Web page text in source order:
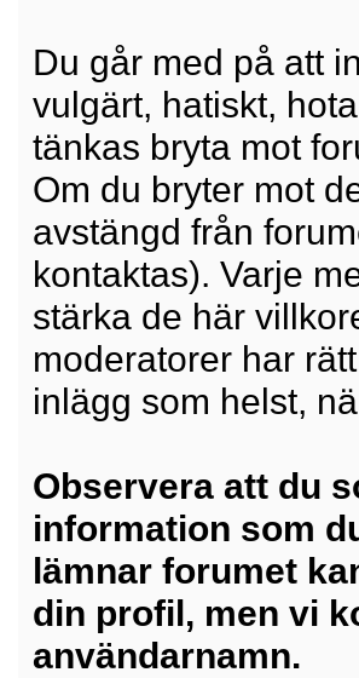
Du går med på att
vulgärt, hatiskt,
tänkas bryta mot
Om du bryter mot
avstängd från
kontaktas). Varje
stärka de här
moderatorer har
inlägg som helst,
Observera att du
information som
lämnar forumet
din profil, men vi
användarnamn.